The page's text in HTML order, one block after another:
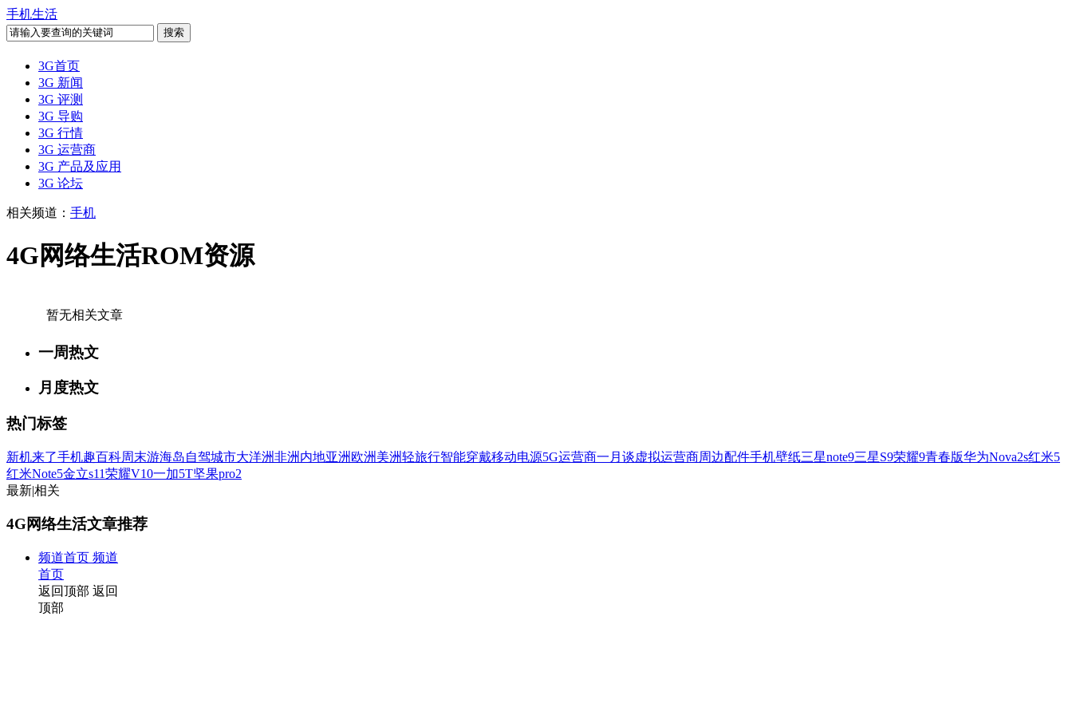
手机生活
3G首页
3G 新闻
3G 评测
3G 导购
3G 行情
3G 运营商
3G 产品及应用
3G 论坛
相关频道： 手机
4G网络生活ROM资源
暂无相关文章
一周热文
月度热文
热门标签
新机来了手机趣百科周末游海岛自驾城市大洋洲非洲 内地亚洲 欧洲 美洲轻旅行智能穿戴移动电源5G运营商一月谈虚拟运营商周边配件手机壁纸三星note9三星S9荣耀9青春版华为Nova2s红米5
红米Note5金立s11荣耀V10一加5T坚果pro2
最新|相关
4G网络生活文章推荐
频道首页 频道
首页
返回顶部 返回
顶部